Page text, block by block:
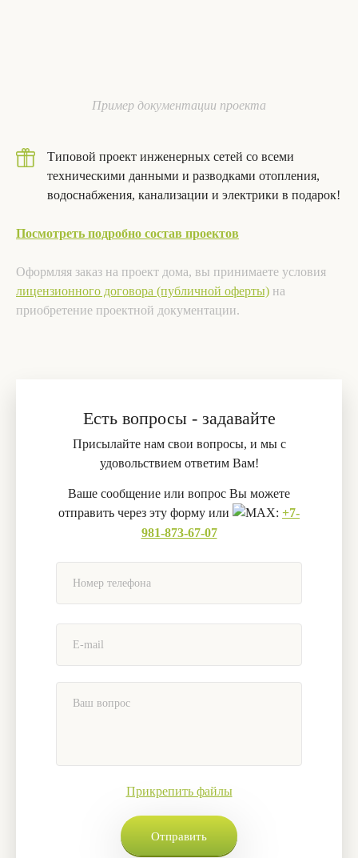
Пример документации проекта
Типовой проект инженерных сетей со всеми
техническими данными и разводками отопления,
водоснабжения, канализации и электрики в подарок!
Посмотреть подробно состав проектов
Оформляя заказ на проект дома, вы принимаете условия
лицензионного договора (публичной оферты) на
приобретение проектной документации.
Есть вопросы - задавайте
Присылайте нам свои вопросы, и мы с
удовольствием ответим Вам!
Ваше сообщение или вопрос Вы можете
отправить через эту форму или
: +7-
981-873-67-07
Прикрепить файлы